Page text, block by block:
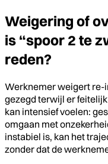
Weigering of
is “spoor 2 te
reden?
Werknemer weigert re-
gezegd terwijl er
kan intensief voelen:
omgaan met
instabiel is, kan het
zonder dat de